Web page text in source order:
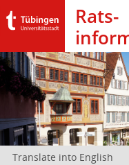
Rats­
Translate into English